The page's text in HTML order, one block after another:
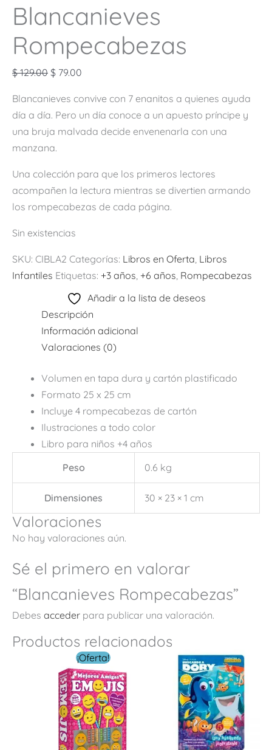
Blancanieves
Rompecabezas
$129.00 $ 79.00
Blancanieves convive con 7 enanitos a quienes ayuda
día a día. Pero un día conoce a un apuesto príncipe y
una bruja malvada decide envenenarla con una
manzana.
Una colección para que los primeros lectores
acompañen la lectura mientras se divertien armando
los rompecabezas de cada página.
Sin existencias
SKU: CIBLA2 Categorías: Libros en Oferta Libros
Infantiles Etiquetas: +3 años +6 años Rompecabezas
Añadir a la lista de deseos
Descripción
Información adicional
Valoraciones (0)
Volumen en tapa dura y cartón plastificado
Formato 25 x 25 cm
Incluye 4 rompecabezas de cartón
Ilustraciones a todo color
Libro para niños +4 años
Peso
0.6 kg
Dimensiones 30 × 23 × 1 cm
Valoraciones
No hay valoraciones aún.
Sé el primero en valorar
“Blancanieves Rompecabezas”
Debes acceder para publicar una valoración.
Productos relacionados
¡Oferta!
El
precio
original
era:
$ 219.00.
actual
es:
$ 79.00.